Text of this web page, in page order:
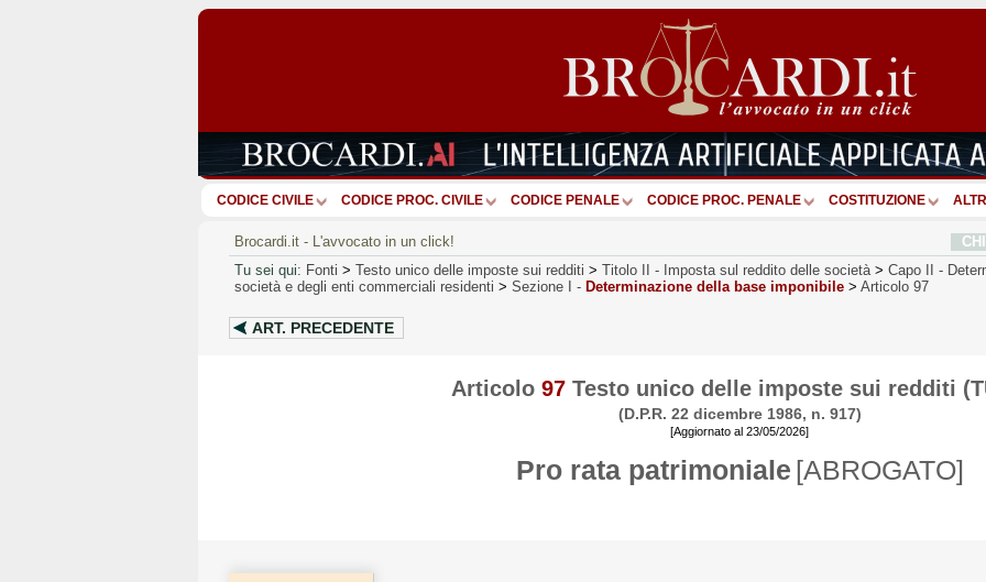
CODICE CIVILE CODICE PROC. CIVILE CODICE PENALE CODICE PROC. PENALE COSTITUZIONE ALTRI
Brocardi.it - L'avvocato in un click!
Tu sei qui: Fonti > Testo unico delle imposte sui redditi > Titolo II - Imposta sul reddito delle società > Capo II -
società e degli enti commerciali residenti > Sezione I - Determinazione della base imponibile > Articolo 97
ART. PRECEDENTE
Articolo 97Testo unico delle imposte sui redditi
(D.P.R. 22 dicembre 1986, n. 917)
[Aggiornato al 23/05/2026]
Pro rata patrimoniale [ABROGATO]